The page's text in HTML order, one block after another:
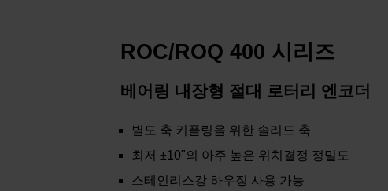
ROC/ROQ 400 시리즈
베어링 내장형 절대 로터리 엔코더
별도 축 커플링을 위한 솔리드 축
최저 ±10"의 아주 높은 위치결정 정밀도
스테인리스강 하우징 사용 가능